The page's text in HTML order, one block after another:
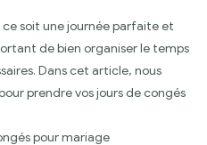
ce soit une journée parfaite et
de bien organiser le temps
Dans cet article, nous
prendre vos jours de congés